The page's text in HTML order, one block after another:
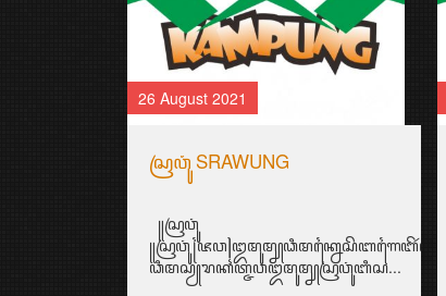
26 August 2021
ꦱꦿꦮꦸꦁ SRAWUNG
꧋ꦱꦿꦮꦸꦁ
ꦣꦶꦩꦱꦾꦫꦏꦠ꧀ꦗꦮꦈꦩꦸꦩ꧀ꦚꦱꦿꦮꦸꦁꦧꦶꦱ...